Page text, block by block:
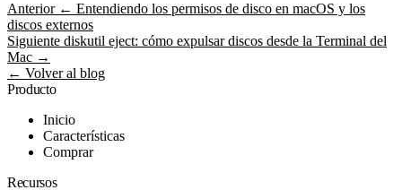
Anterior ← Entendiendo los permisos de disco en macOS y los
discos externos
Siguiente diskutil eject: cómo expulsar discos desde la Terminal del
Mac →
← Volver al blog
Producto
Inicio
Características
Comprar
Recursos